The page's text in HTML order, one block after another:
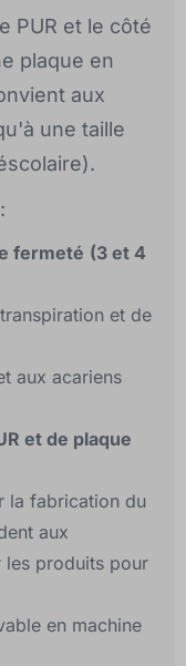
PUR et le côté
plaque en
aux
une taille
:
fermeté (3 et 4
et de
aux acariens
et de plaque
la fabrication du
aux
les produits pour
en machine